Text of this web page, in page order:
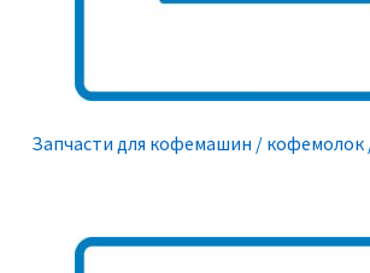
Запчасти для кофемашин /